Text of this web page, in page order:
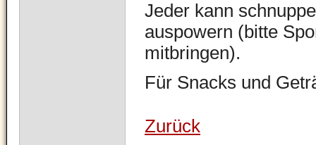
Jeder kann
auspowern (bitte
mitbringen).
Für Snacks und
Zurück